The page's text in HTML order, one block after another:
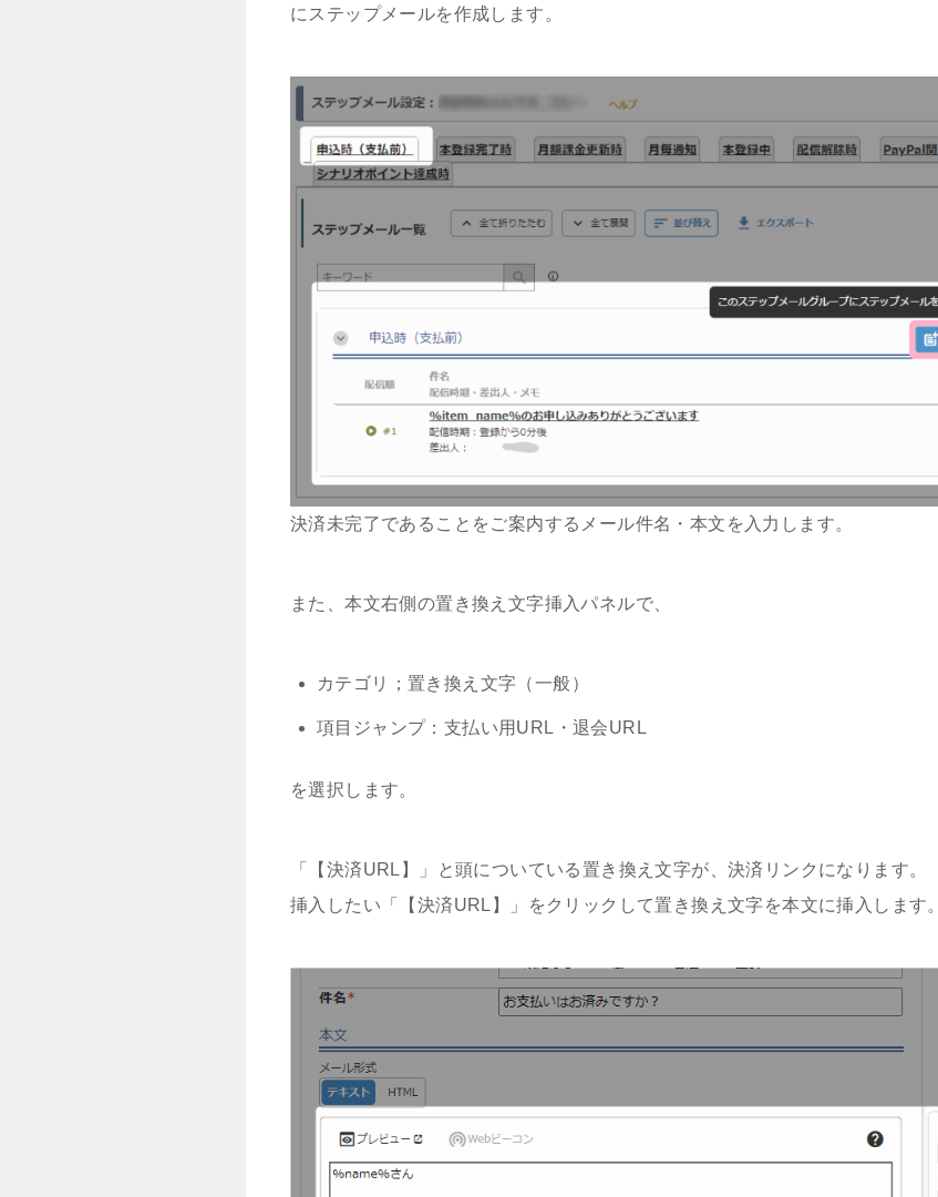
にステップメールを作成します。
決済未完了であることをご案内するメール件名・本文を入力します。
また、本文右側の置き換え文字挿入パネルで、
カテゴリ；置き換え文字（一般）
項目ジャンプ：支払い用URL・退会URL
を選択します。
「【決済URL】」と頭についている置き換え文字が、決済リンクになります。
挿入したい「【決済URL】」をクリックして置き換え文字を本文に挿入します。